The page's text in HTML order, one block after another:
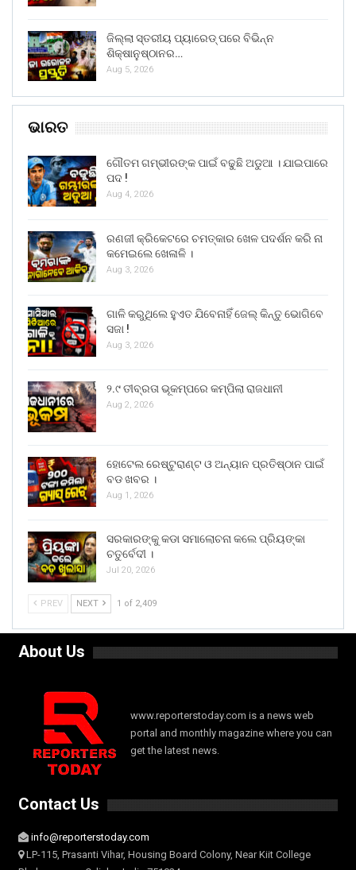
ଜିଲ୍ଲା ସ୍ତରୀୟ ପ୍ୟାରେଡ୍ ପରେ ବିଭିନ୍ନ
ଶିକ୍ଷାନୁଷ୍ଠାନର…
Aug 5, 2026
ଭାରତ
ଗୌତମ ଗମ୍ଭୀରଙ୍କ ପାଇଁ ବଢୁଛି ଅଡୁଆ । ଯାଇପାରେ
ପଦ !
Aug 4, 2026
ରଣଜୀ କ୍ରିକେଟରେ ଚମତ୍କାର ଖେଳ ପଦର୍ଶନ କରି ନା
କମେଇଲେ ଖେଳାଳି ।
Aug 3, 2026
ଗାଳି କରୁଥିଲେ ହୁଏତ ଯିବେନାହିଁ ଜେଲ୍ କିନ୍ତୁ ଭୋଗିବେ
ସଜା !
Aug 3, 2026
୨.୯ ତୀବ୍ରତା ଭୂକମ୍ପରେ କମ୍ପିଲା ରାଜଧାନୀ
Aug 2, 2026
ହୋଟେଲ ରେଷ୍ଟୁରାଣ୍ଟ ଓ ଅନ୍ୟାନ ପ୍ରତିଷ୍ଠାନ ପାଇଁ
ବଡ ଖବର ।
Aug 1, 2026
ସରକାରଙ୍କୁ କଡା ସମାଲୋଚନା କଲେ ପ୍ରିୟଙ୍କା
ଚତୁର୍ବେଦୀ ।
Jul 20, 2026
PREV NEXT 1 of 2,409
About Us
www.reporterstoday.com is a news web
portal and monthly magazine where you can
get the latest news.
Contact Us
info@reporterstoday.com
LP-115, Prasanti Vihar, Housing Board Colony, Near Kiit College